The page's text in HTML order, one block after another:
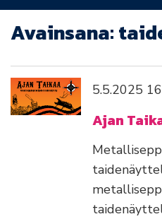
Avainsana:
5.5.2025
Ajan